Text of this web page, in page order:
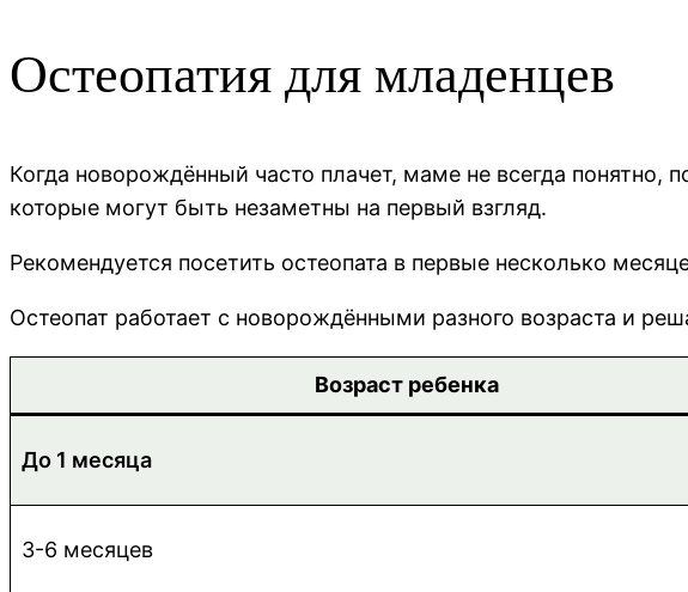
Остеопатия для младенцев
Когда новорождённый часто плачет, маме не всегда понятно,
которые могут быть незаметны на первый взгляд.
Рекомендуется посетить остеопата в первые несколько
Остеопат работает с новорождёнными разного возраста и
Возраст ребенка
До 1 месяца
3-6 месяцев